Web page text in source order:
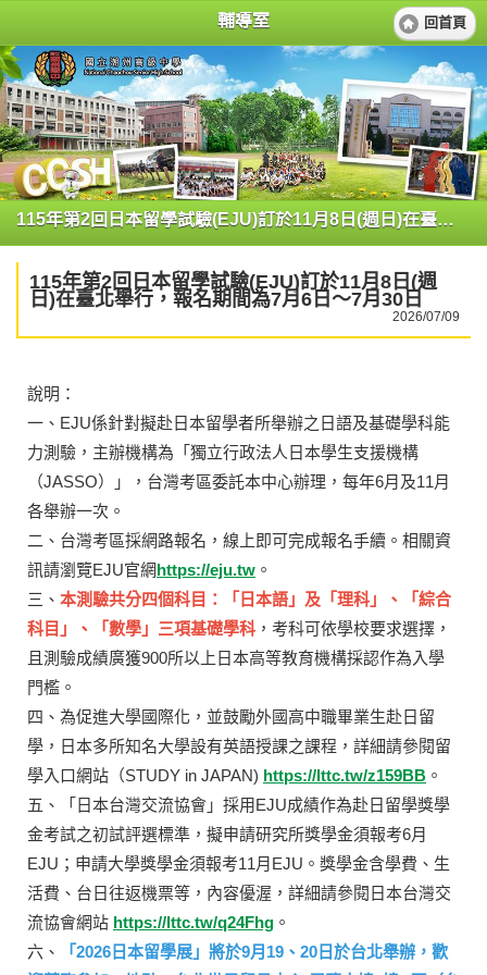
輔導室 回首頁
115年第2回日本留學試驗(EJU)訂於11月8日(週日)在臺北舉行，報名期間為7月6日～7月30日
115年第2回日本留學試驗(EJU)訂於11月8日(週
日)在臺北舉行，報名期間為7月6日～7月30日
2026/07/09
說明：
一、EJU係針對擬赴日本留學者所舉辦之日語及基礎學科能
力測驗，主辦機構為「獨立行政法人日本學生支援機構
（JASSO）」，台灣考區委託本中心辦理，每年6月及11月
各舉辦一次。
二、台灣考區採網路報名，線上即可完成報名手續。相關資
訊請瀏覽EJU官網https://eju.tw 。
三、 本測驗共分四個科目：「日本語」及「理科」、「綜合
科目」、「數學」三項基礎學科 ，考科可依學校要求選擇，
且測驗成績廣獲900所以上日本高等教育機構採認作為入學
門檻。
四、為促進大學國際化，並鼓勵外國高中職畢業生赴日留
學，日本多所知名大學設有英語授課之課程，詳細請參閱留
學入口網站（STUDY in JAPAN) https://lttc.tw/z159BB 。
五、「日本台灣交流協會」採用EJU成績作為赴日留學獎學
金考試之初試評選標準，擬申請研究所獎學金須報考6月
EJU；申請大學獎學金須報考11月EJU。獎學金含學費、生
活費、台日往返機票等，內容優渥，詳細請參閱日本台灣交
流協會網站 https://lttc.tw/q24Fhg 。
六、
「2026日本留學展」將於9月19、20日於台北舉辦，歡